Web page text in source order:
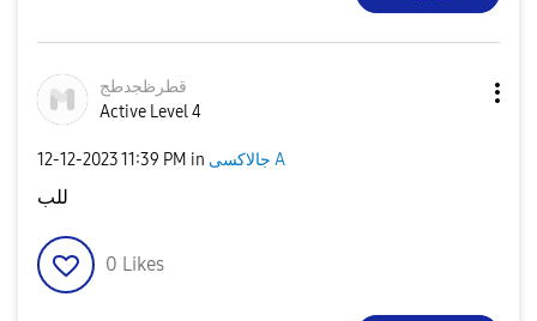
قطرظجدطج
Active Level 4
‎12-12-202311:39 PM in جالاكسى A
للب
0 Likes